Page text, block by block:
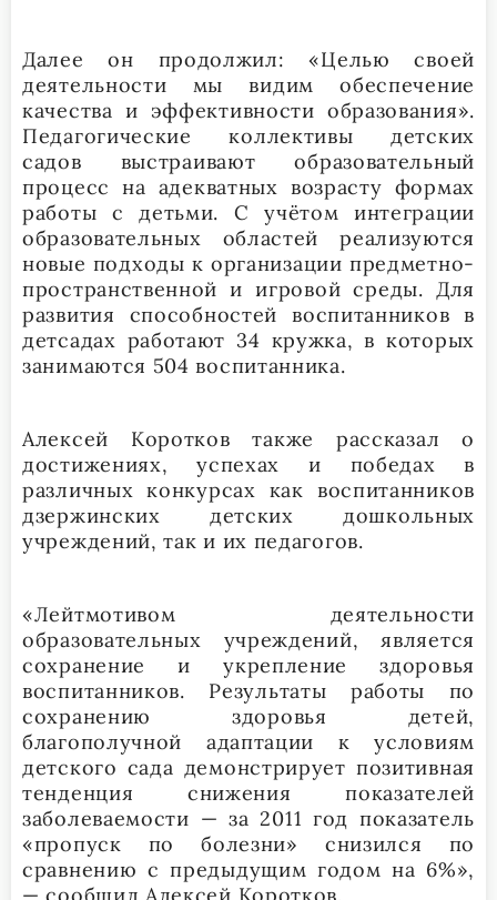
Далее он продолжил: «Целью своей
деятельности мы видим обеспечение
качества и эффективности образования».
Педагогические коллективы детских
садов выстраивают образовательный
процесс на адекватных возрасту формах
работы с детьми. С учётом интеграции
образовательных областей реализуются
новые подходы к организации предметно-
пространственной и игровой среды. Для
развития способностей воспитанников в
детсадах работают 34 кружка, в которых
занимаются 504 воспитанника.
Алексей Коротков также рассказал о
достижениях, успехах и победах в
различных конкурсах как воспитанников
дзержинских детских дошкольных
учреждений, так и их педагогов.
«Лейтмотивом деятельности
образовательных учреждений, является
сохранение и укрепление здоровья
воспитанников. Результаты работы по
сохранению здоровья детей,
благополучной адаптации к условиям
детского сада демонстрирует позитивная
тенденция снижения показателей
заболеваемости — за 2011 год показатель
«пропуск по болезни» снизился по
сравнению с предыдущим годом на 6%»,
— сообщил Алексей Коротков.